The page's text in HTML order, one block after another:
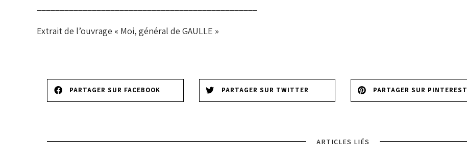
Extrait de l’ouvrage « Moi, général de GAULLE »
PARTAGER SUR FACEBOOK PARTAGER SUR TWITTER PARTAGER SUR PINTEREST
ARTICLES LIÉS